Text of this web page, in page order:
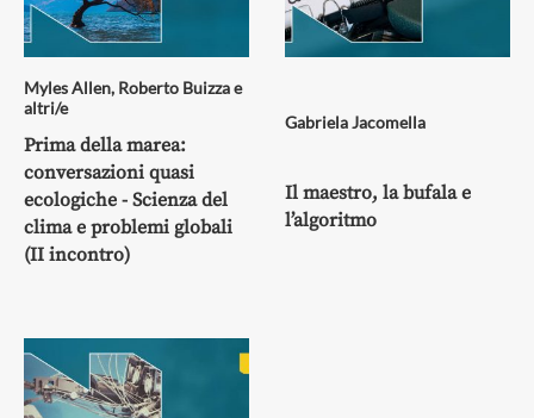
Myles Allen, Roberto Buizzae
altri/e
Prima della marea:
conversazioni quasi
ecologiche - Scienza del
clima e problemi globali
(II incontro)
Gabriela Jacomella
Il maestro, la bufala e
l’algoritmo